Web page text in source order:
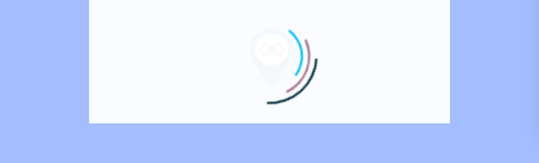
Nos adresses en France